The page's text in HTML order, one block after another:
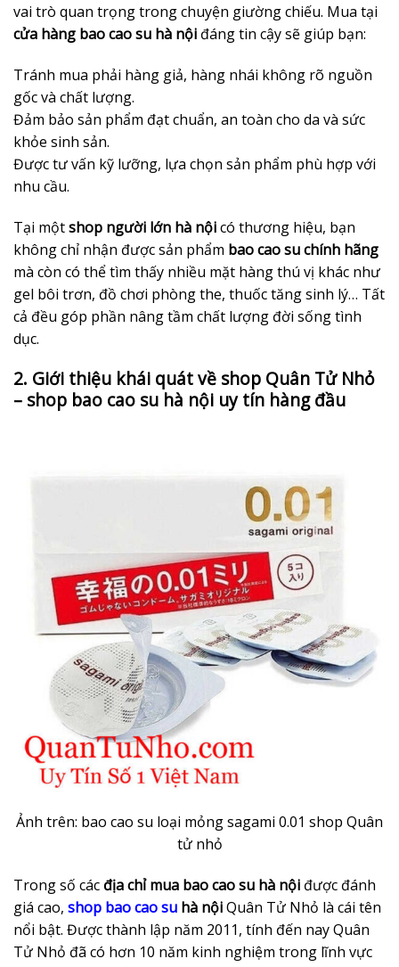
vai trò quan trọng trong chuyện giường chiếu. Mua tại
cửa hàng bao cao su hà nội đáng tin cậy sẽ giúp bạn:
Tránh mua phải hàng giả, hàng nhái không rõ nguồn
gốc và chất lượng.
Đảm bảo sản phẩm đạt chuẩn, an toàn cho da và sức
khỏe sinh sản.
Được tư vấn kỹ lưỡng, lựa chọn sản phẩm phù hợp với
nhu cầu.
Tại mộtshop người lớn hà nộicó thương hiệu, bạn
không chỉ nhận được sản phẩm bao cao su chính hãng
mà còn có thể tìm thấy nhiều mặt hàng thú vị khác như
gel bôi trơn, đồ chơi phòng the, thuốc tăng sinh lý… Tất
cả đều góp phần nâng tầm chất lượng đời sống tình
dục.
2. Giới thiệu khái quát về shop Quân Tử Nhỏ
– shop bao cao su hà nội uy tín hàng đầu
Ảnh trên: bao cao su loại mỏng sagami 0.01 shop Quân
tử nhỏ
Trong số cácđịa chỉ mua bao cao su hà nội được đánh
giá cao, shop bao cao su hà nộiQuân Tử Nhỏ là cái tên
nổi bật. Được thành lập năm 2011, tính đến nay Quân
Tử Nhỏ đã có hơn 10 năm kinh nghiệm trong lĩnh vực